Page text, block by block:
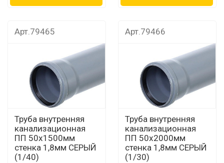
Арт.79465
Труба внутренняя
канализационная
ПП 50х1500мм
стенка 1,8мм СЕРЫЙ
(1/40)
Арт.79466
Труба внутренняя
канализационная
ПП 50х2000мм
стенка 1,8мм СЕРЫЙ
(1/30)